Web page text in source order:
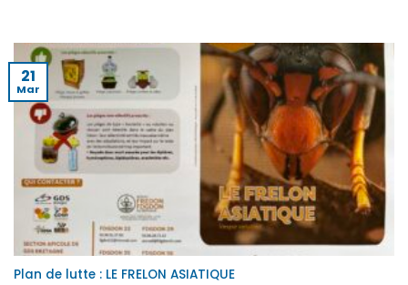
Plan de lutte : LE FRELON ASIATIQUE
21
Mar